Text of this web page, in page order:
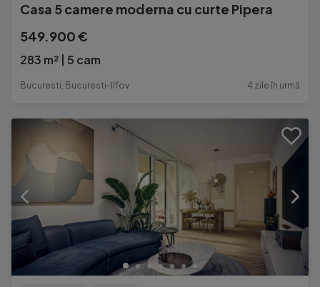
Casa 5 camere moderna cu curte Pipera
549.900 €
283 m² 5 cam
Bucuresti, Bucuresti-Ilfov 4 zile în urmă